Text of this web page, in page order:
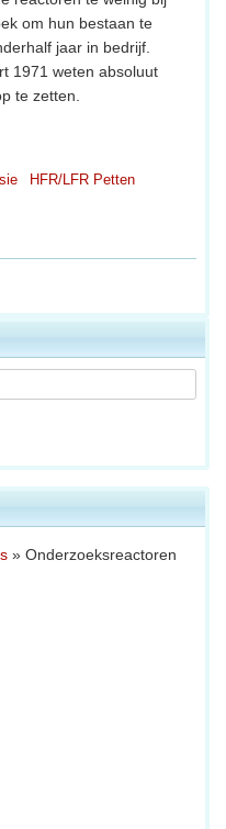
om hun bestaan te
jaar in bedrijf.
1971 weten absoluut
te zetten.
HFR/LFR Petten
» Onderzoeksreactoren